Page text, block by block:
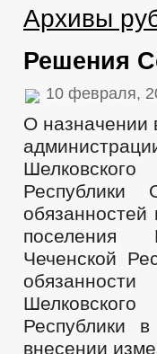
Архивы
Решения
10 февраля,
О назначении
обязанностей
поселения
Чеченской
обязанности
Республики
внесении